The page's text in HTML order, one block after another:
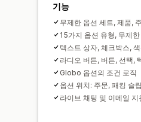
기능
무제한 옵션 세트, 제품,
15가지 옵션 유형, 무제한
텍스트 상자, 체크박스,
라디오 버튼, 버튼, 선택,
Globo 옵션의 조건 로직
옵션 위치: 주문, 패킹 슬
라이브 채팅 및 이메일